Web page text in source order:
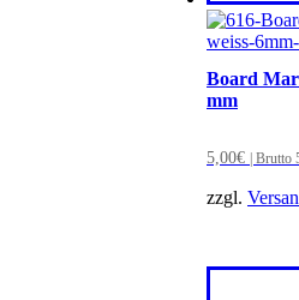
Board
mm
5,00€ | Brutto
zzgl.